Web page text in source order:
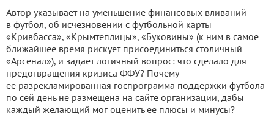
Автор указывает на уменьшение финансовых вливаний
в футбол, об исчезновении с футбольной карты
«Кривбасса», «Крымтеплицы», «Буковины» (к ним в самое
ближайшее время рискует присоединиться столичный
«Арсенал»), и задает логичный вопрос: что сделало для
предотвращения кризиса ФФУ? Почему
ее разрекламированная госпрограмма поддержки футбола
по сей день не размещена на сайте организации, дабы
каждый желающий мог оценить ее плюсы и минусы?